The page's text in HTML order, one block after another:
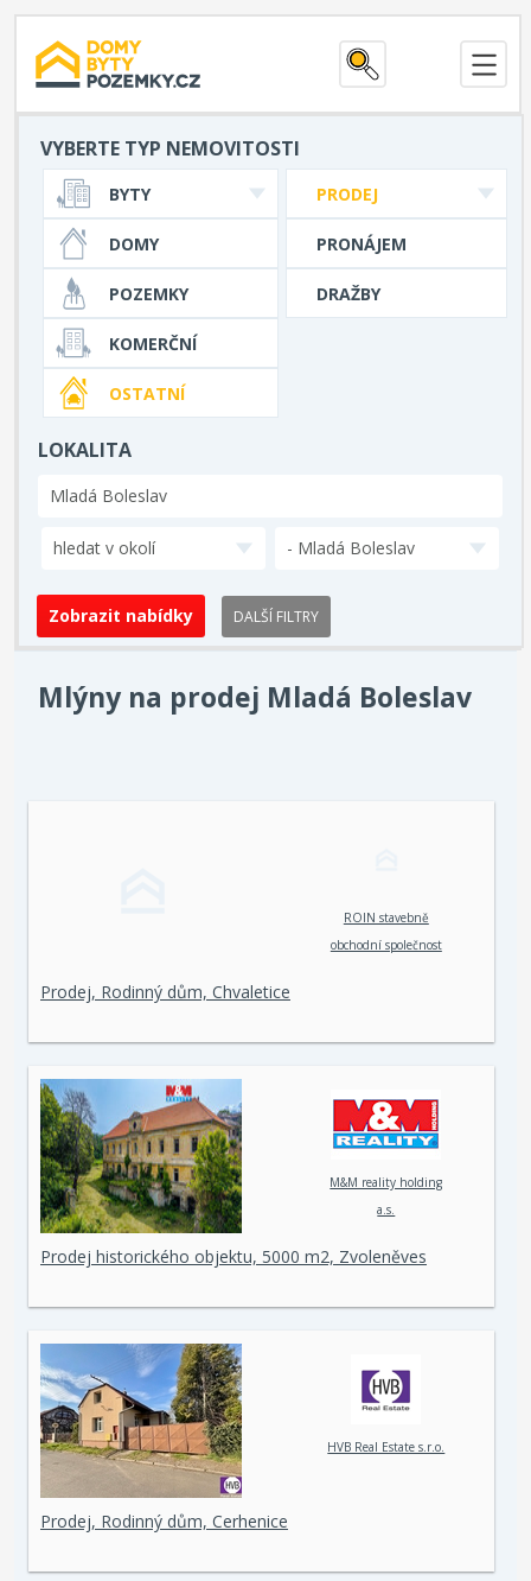
VYBERTE TYP NEMOVITOSTI
PRODEJ
PRONÁJEM
DRAŽBY
BYTY
DOMY
POZEMKY
KOMERČNÍ
OSTATNÍ
LOKALITA
hledat v okolí - Mladá Boleslav
DALŠÍ FILTRY
Mlýny na prodej Mladá Boleslav
ROIN stavebně
obchodní společnost
Prodej, Rodinný dům, Chvaletice
M&M reality holding
a.s.
Prodej historického objektu, 5000 m2, Zvoleněves
HVB Real Estate s.r.o.
Prodej, Rodinný dům, Cerhenice